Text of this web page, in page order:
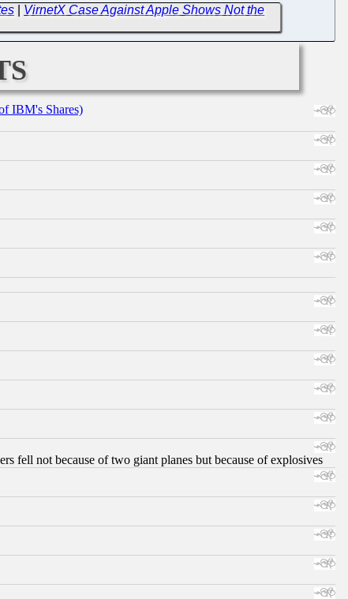
VirnetX Case Against Apple Shows Not the
IBM's Shares)
fell not because of two giant planes but because of explosives